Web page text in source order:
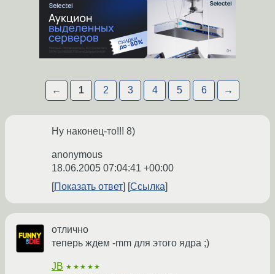
← 1 2 3 4 5 6 →
Ну наконец-то!!! 8)
anonymous
18.06.2005 07:04:41 +00:00
Показать ответ
Ссылка
отлично
теперь ждем -mm для этого ядра ;)
JB ★★★★★